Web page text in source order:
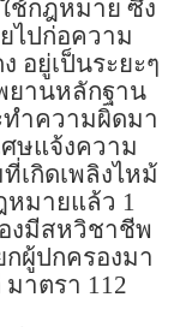
ช้กฎหมาย ซึ่ง
ไปก่อความ
อยู่เป็นระยะๆ
ยานหลักฐาน
ำความผิดมา
ษแจ้งความ
เกิดเพลิงไหม้
มายแล้ว 1
งมีสหวิชาชีพ
ผู้ปกครองมา
าตรา 112